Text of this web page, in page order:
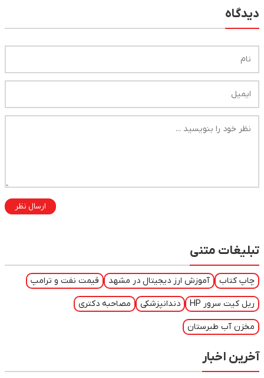
دیدگاه
ارسال نظر
تبلیغات متنی
چاپ کتاب آموزش ارز دیجیتال در مشهد قیمت نفت و ترامپ
ریل کیت سرور HP دندانپزشکی مصاحبه دکتری
مخزن آب طبرستان
آخرین اخبار